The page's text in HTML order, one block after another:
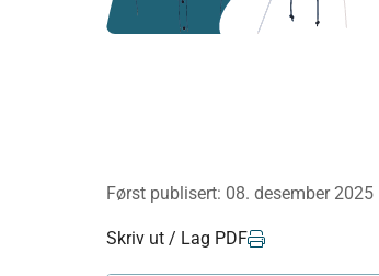
Først publisert: 08. desember 2025
Skriv ut / Lag PDF